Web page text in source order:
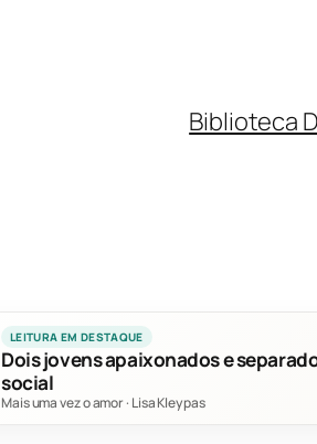
Biblioteca
LEITURA EM DESTAQUE
Dois jovens apaixonados e
social
Mais uma vez o amor · Lisa Kleypas